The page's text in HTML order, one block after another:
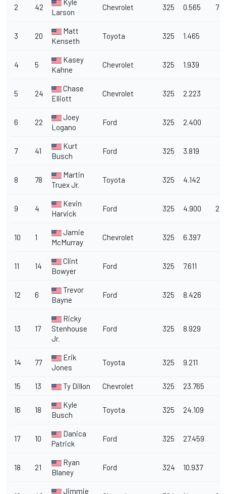
2 42
Kyle
Larson
Chevrolet 325 0.565 7
3 20
Matt
Kenseth
Toyota 325 1.465
4 5
Kasey
Kahne
Chevrolet 325 1.939
5 24
Chase
Elliott
Chevrolet 325 2.223
6 22
Joey
Logano
Ford 325 2.400
7 41
Kurt
Busch
Ford 325 3.819
8 78
Martin
Truex Jr.
Toyota 325 4.142
9 4
Kevin
Harvick
Ford 325 4.900
10 1
Jamie
McMurray
Chevrolet 325 6.397
11 14
Clint
Bowyer
Ford 325 7.611
12 6
Trevor
Bayne
Ford 325 8.426
13 17
Ricky
Stenhouse
Jr.
Ford 325 8.929
14 77
Erik
Jones
Toyota 325 9.211
15 13 Ty Dillon Chevrolet 325 23.765
16 18
Kyle
Busch
Toyota 325 24.109
17 10
Danica
Patrick
Ford 325 27.459
18 21
Ryan
Blaney
Ford 324 10.937
Jimmie